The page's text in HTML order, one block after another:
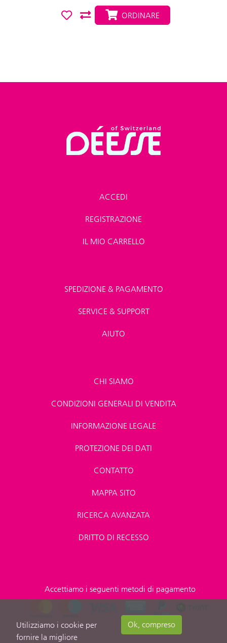
ORDINARE
ACCEDI
REGISTRAZIONE
IL MIO CARRELLO
SPEDIZIONE & PAGAMENTO
SERVICE & SUPPORT
AIUTO
CHI SIAMO
CONDIZIONI GENERALI DI VENDITA
INFORMAZIONE LEGALE
PROTEZIONE DEI DATI
CONTATTO
MAPPA SITO
RICERCA AVANZATA
DRITTO DI RECESSO
Accettiamo i seguenti metodi di pagamento
Utilizziamo i cookie per
fornire la migliore
Ok, compreso